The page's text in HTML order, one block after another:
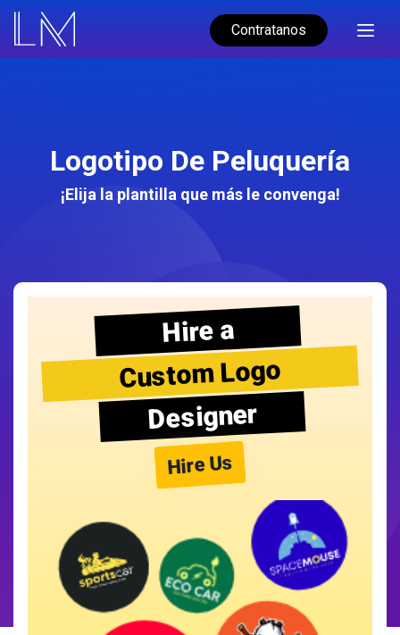
Contratanos
Logotipo De Peluquería
¡Elija la plantilla que más le convenga!
Hire a
Custom Logo
Designer
Hire Us